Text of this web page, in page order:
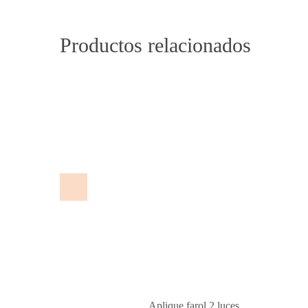
Productos relacionados